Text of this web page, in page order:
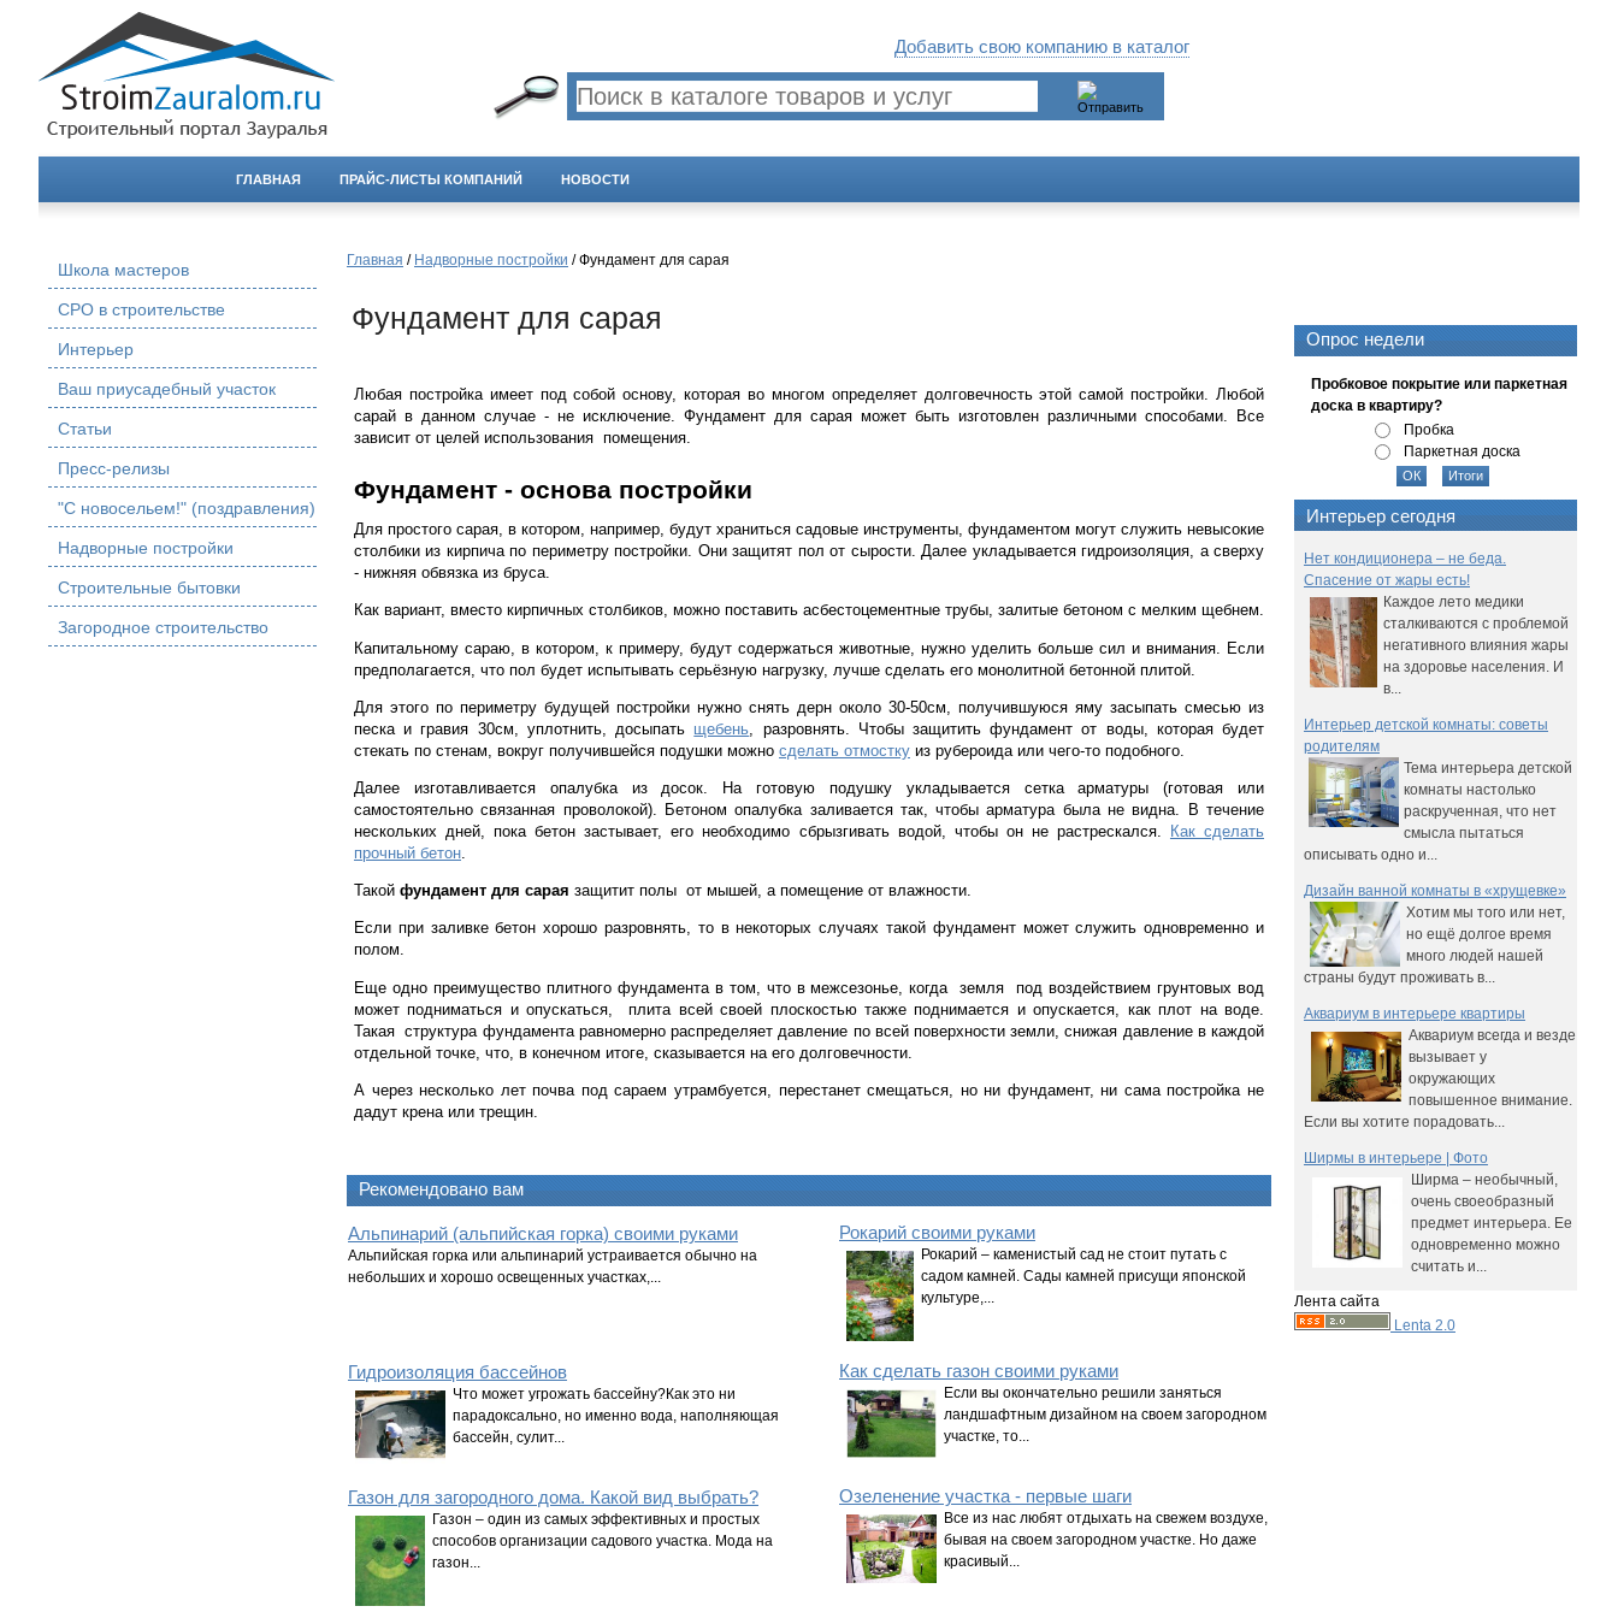
Добавить свою компанию в каталог
ГЛАВНАЯ ПРАЙС-ЛИСТЫ КОМПАНИЙ НОВОСТИ
Школа мастеров
СРО в строительстве
Интерьер
Ваш приусадебный участок
Статьи
Пресс-релизы
"С новосельем!" (поздравления)
Надворные постройки
Строительные бытовки
Загородное строительство
Главная / Надворные постройки / Фундамент для сарая
Фундамент для сарая
Любая постройка имеет под собой основу, которая во многом определяет долговечность этой самой постройки. Любой
сарай в данном случае - не исключение. Фундамент для сарая может быть изготовлен различными способами. Все
зависит от целей использования помещения.
Фундамент - основа постройки
Для простого сарая, в котором, например, будут храниться садовые инструменты, фундаментом могут служить невысокие
столбики из кирпича по периметру постройки. Они защитят пол от сырости. Далее укладывается гидроизоляция, а сверху
- нижняя обвязка из бруса.
Как вариант, вместо кирпичных столбиков, можно поставить асбестоцементные трубы, залитые бетоном с мелким щебнем.
Капитальному сараю, в котором, к примеру, будут содержаться животные, нужно уделить больше сил и внимания. Если
предполагается, что пол будет испытывать серьёзную нагрузку, лучше сделать его монолитной бетонной плитой.
Для этого по периметру будущей постройки нужно снять дерн около 30-50см, получившуюся яму засыпать смесью из
песка и гравия 30см, уплотнить, досыпать щебень , разровнять. Чтобы защитить фундамент от воды, которая будет
стекать по стенам, вокруг получившейся подушки можно сделать отмостку из рубероида или чего-то подобного.
Далее изготавливается опалубка из досок. На готовую подушку укладывается сетка арматуры (готовая или
самостоятельно связанная проволокой). Бетоном опалубка заливается так, чтобы арматура была не видна. В течение
нескольких дней, пока бетон застывает, его необходимо сбрызгивать водой, чтобы он не растрескался.
Как сделать
прочный бетон
Такой фундамент для сарая защитит полы от мышей, а помещение от влажности.
Если при заливке бетон хорошо разровнять, то в некоторых случаях такой фундамент может служить одновременно и
полом.
Еще одно преимущество плитного фундамента в том, что в межсезонье, когда земля под воздействием грунтовых вод
может подниматься и опускаться, плита всей своей плоскостью также поднимается и опускается, как плот на воде.
Такая структура фундамента равномерно распределяет давление по всей поверхности земли, снижая давление в каждой
отдельной точке, что, в конечном итоге, сказывается на его долговечности.
А через несколько лет почва под сараем утрамбуется, перестанет смещаться, но ни фундамент, ни сама постройка не
дадут крена или трещин.
Рекомендовано вам
Альпинарий (альпийская горка) своими руками
Альпийская горка или альпинарий устраивается обычно на
небольших и хорошо освещенных участках,...
Рокарий своими руками
Рокарий – каменистый сад не стоит путать с
садом камней. Сады камней присущи японской
культуре,...
Гидроизоляция бассейнов
Что может угрожать бассейну?Как это ни
парадоксально, но именно вода, наполняющая
бассейн, сулит...
Как сделать газон своими руками
Если вы окончательно решили заняться
ландшафтным дизайном на своем загородном
участке, то...
Газон для загородного дома. Какой вид выбрать?
Газон – один из самых эффективных и простых
способов организации садового участка. Мода на
газон...
Озеленение участка - первые шаги
Все из нас любят отдыхать на свежем воздухе,
бывая на своем загородном участке. Но даже
красивый...
Опрос недели
Пробковое покрытие или паркетная
доска в квартиру?
Пробка
Паркетная доска
Интерьер сегодня
Нет кондиционера – не беда.
Спасение от жары есть!
Каждое лето медики
сталкиваются с проблемой
негативного влияния жары
на здоровье населения. И
в...
Интерьер детской комнаты: советы
родителям
Тема интерьера детской
комнаты настолько
раскрученная, что нет
смысла пытаться
описывать одно и...
Дизайн ванной комнаты в «хрущевке»
Хотим мы того или нет,
но ещё долгое время
много людей нашей
страны будут проживать в...
Аквариум в интерьере квартиры
Аквариум всегда и везде
вызывает у
окружающих
повышенное внимание.
Если вы хотите порадовать...
Ширмы в интерьере | Фото
Ширма – необычный,
очень своеобразный
предмет интерьера. Ее
одновременно можно
считать и...
Лента сайта
Lenta 2.0